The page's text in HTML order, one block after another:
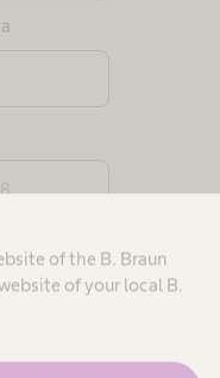
of the B. Braun
of your local B.